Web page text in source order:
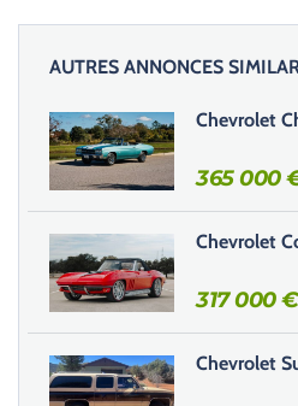
s
e
r
c
e
h
m
p
v
AUTRES ANNONCES
Chevrolet
365 000
Chevrolet
317 000€
Chevrolet